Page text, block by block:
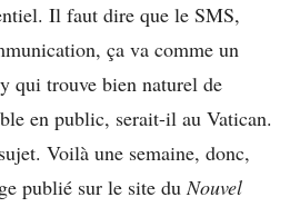
Il faut dire que le SMS,
ça va comme un
qui trouve bien naturel de
en public, serait-il au Vatican.
Voilà une semaine, donc,
publié sur le site duNouvel